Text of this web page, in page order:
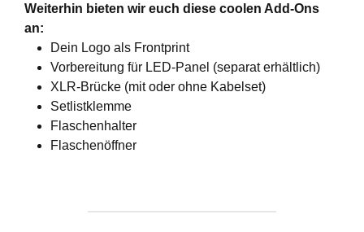
Weiterhin bieten wir euch diese coolen Add-Ons
an:
Dein Logo als Frontprint
Vorbereitung für LED-Panel (separat erhältlich)
XLR-Brücke (mit oder ohne Kabelset)
Setlistklemme
Flaschenhalter
Flaschenöffner